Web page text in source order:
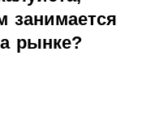
занимается
рынке?